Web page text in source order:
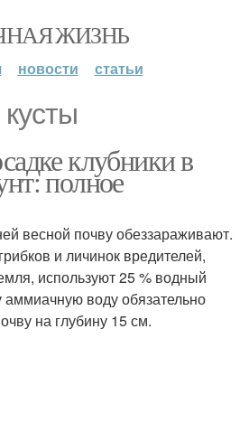
ЖИЗНЬ
новости статьи
клубники в
полное
весной почву обеззараживают.
и личинок вредителей,
используют 25 % водный
воду обязательно
на глубину 15 см.